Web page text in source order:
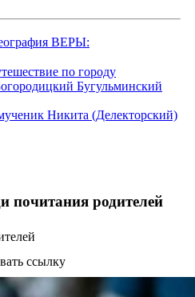
ВЕРЫ:
по городу
Бугульминский
Никита (Делекторский)
почитания родителей